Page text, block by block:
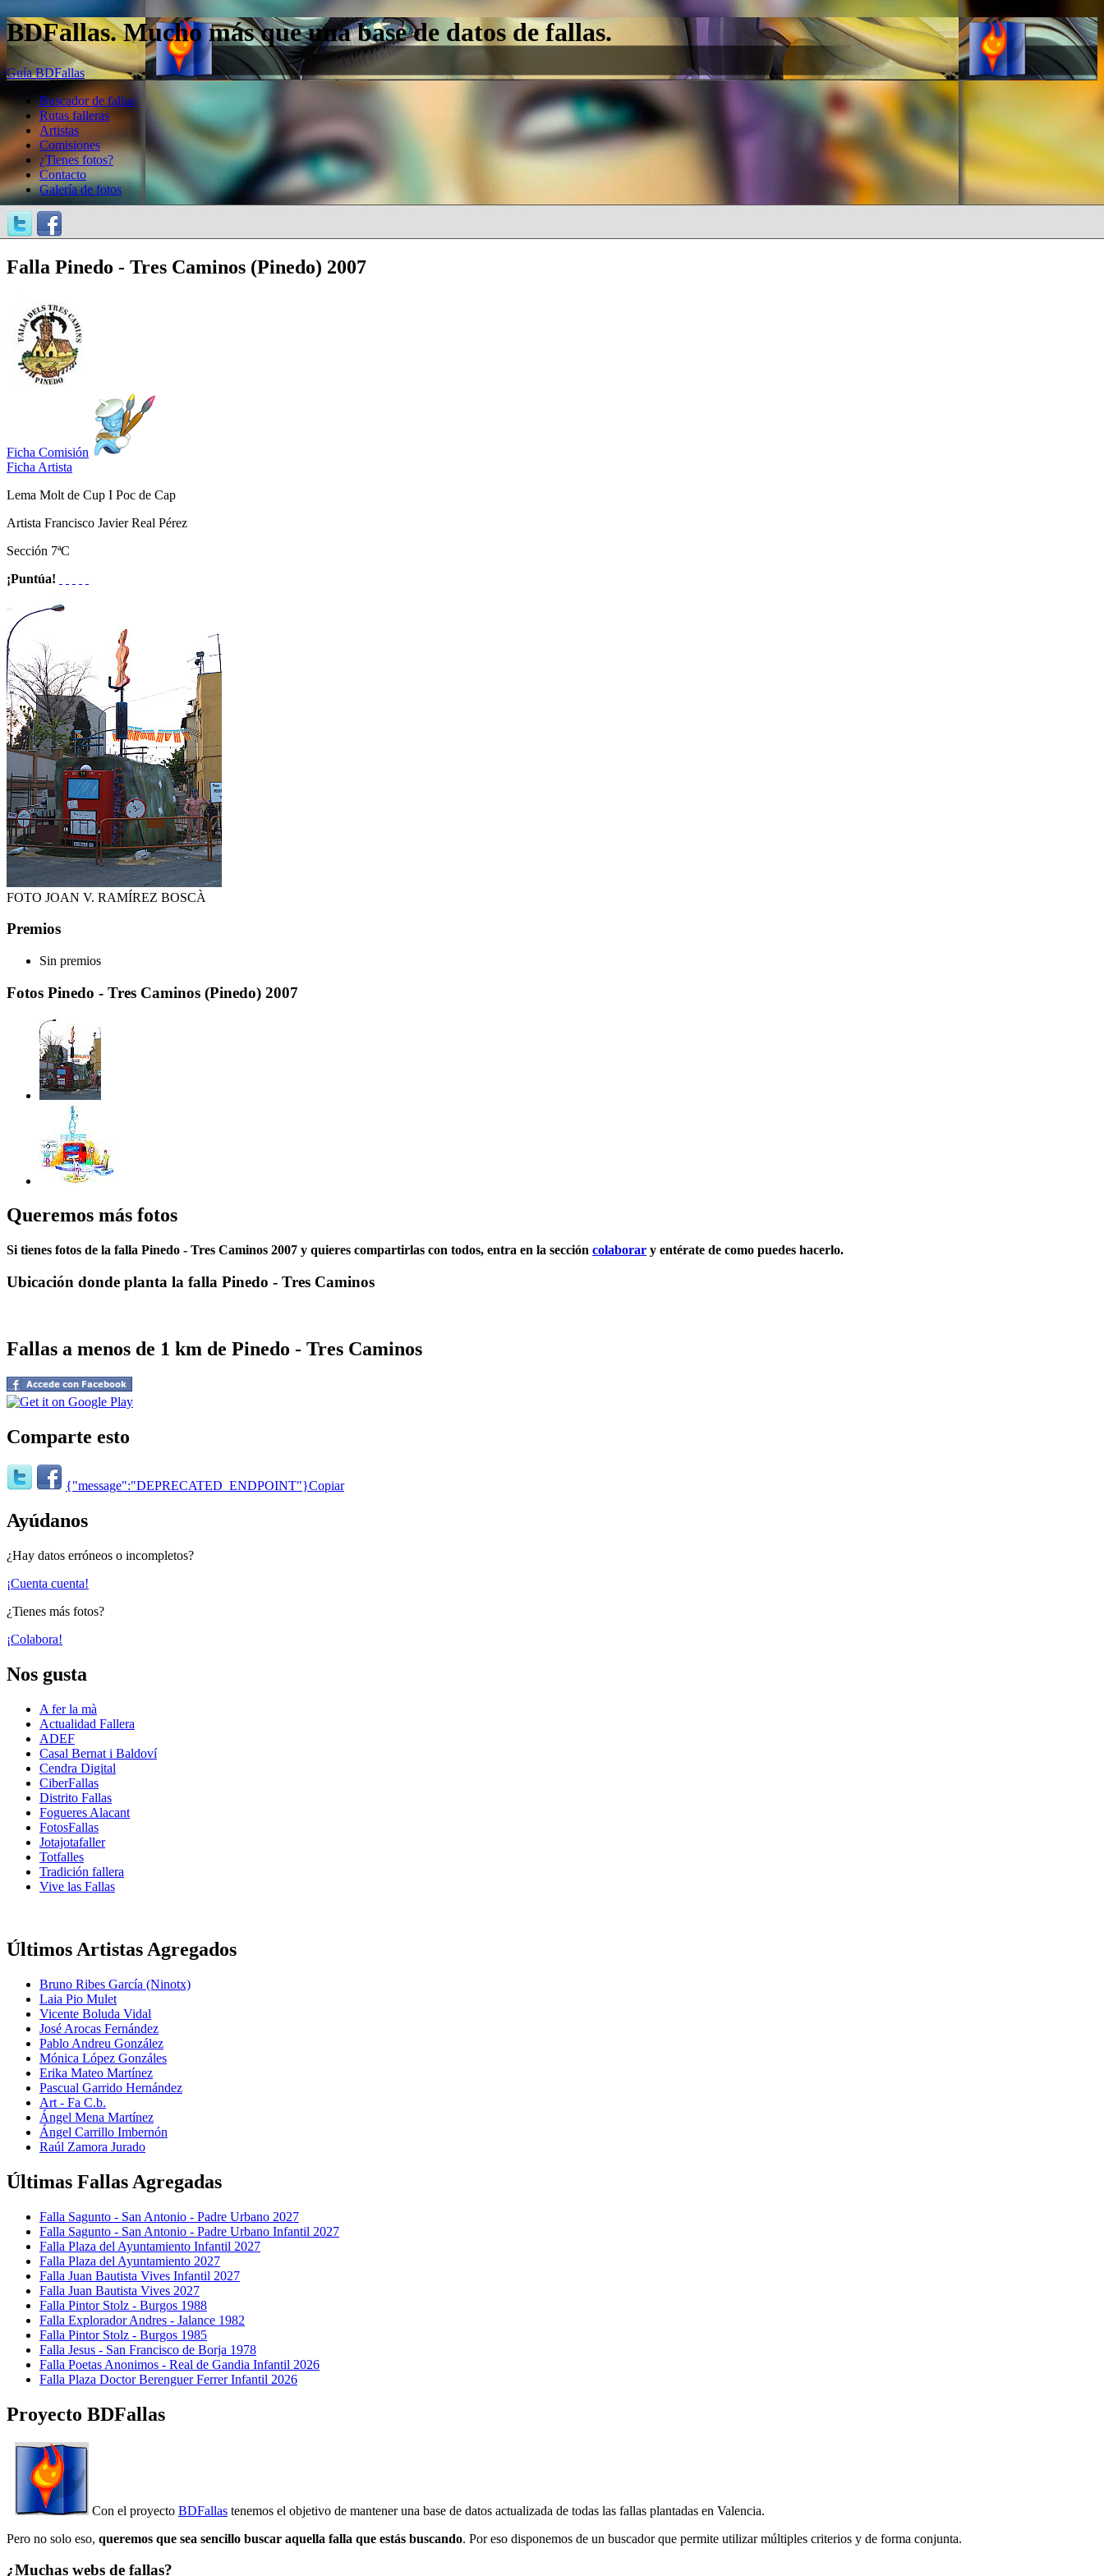
BDFallas. Mucho más que una base de datos de fallas.
Guía BDFallas
Buscador de fallas
Rutas falleras
Artistas
Comisiones
¿Tienes fotos?
Contacto
Galería de fotos
Falla Pinedo - Tres Caminos (Pinedo) 2007
Ficha Comisión
Ficha Artista
Lema Molt de Cup I Poc de Cap
Artista Francisco Javier Real Pérez
Sección 7ªC
¡Puntúa!
FOTO JOAN V. RAMÍREZ BOSCÀ
Premios
Sin premios
Fotos Pinedo - Tres Caminos (Pinedo) 2007
Queremos más fotos
Si tienes fotos de la falla Pinedo - Tres Caminos 2007 y quieres compartirlas con todos, entra en la sección colaborar y entérate de como puedes hacerlo.
Ubicación donde planta la falla Pinedo - Tres Caminos
Fallas a menos de 1 km de Pinedo - Tres Caminos
Comparte esto
{"message":"DEPRECATED_ENDPOINT"}Copiar
Ayúdanos
¿Hay datos erróneos o incompletos?
¡Cuenta cuenta!
¿Tienes más fotos?
¡Colabora!
Nos gusta
A fer la mà
Actualidad Fallera
ADEF
Casal Bernat i Baldoví
Cendra Digital
CiberFallas
Distrito Fallas
Fogueres Alacant
FotosFallas
Jotajotafaller
Totfalles
Tradición fallera
Vive las Fallas
Últimos Artistas Agregados
Bruno Ribes García (Ninotx)
Laia Pio Mulet
Vicente Boluda Vidal
José Arocas Fernández
Pablo Andreu González
Mónica López Gonzáles
Erika Mateo Martínez
Pascual Garrido Hernández
Art - Fa C.b.
Ángel Mena Martínez
Ángel Carrillo Imbernón
Raúl Zamora Jurado
Últimas Fallas Agregadas
Falla Sagunto - San Antonio - Padre Urbano 2027
Falla Sagunto - San Antonio - Padre Urbano Infantil 2027
Falla Plaza del Ayuntamiento Infantil 2027
Falla Plaza del Ayuntamiento 2027
Falla Juan Bautista Vives Infantil 2027
Falla Juan Bautista Vives 2027
Falla Pintor Stolz - Burgos 1988
Falla Explorador Andres - Jalance 1982
Falla Pintor Stolz - Burgos 1985
Falla Jesus - San Francisco de Borja 1978
Falla Poetas Anonimos - Real de Gandia Infantil 2026
Falla Plaza Doctor Berenguer Ferrer Infantil 2026
Proyecto BDFallas
Con el proyecto BDFallas tenemos el objetivo de mantener una base de datos actualizada de todas las fallas plantadas en Valencia.
Pero no solo eso, queremos que sea sencillo buscar aquella falla que estás buscando. Por eso disponemos de un buscador que permite utilizar múltiples criterios y de forma conjunta.
¿Muchas webs de fallas?